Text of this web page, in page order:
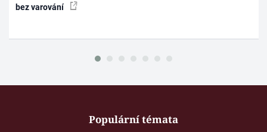
bez varování
Populární témata